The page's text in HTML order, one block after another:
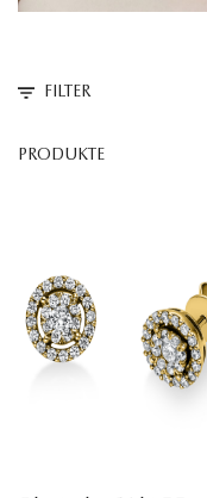
FILTER
PRODUKTE